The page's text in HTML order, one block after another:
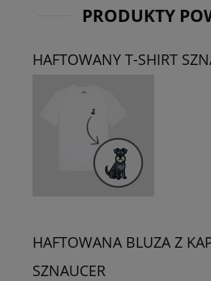
PRODUKTY
HAFTOWANY T-SHIRT
HAFTOWANA BLUZA Z
SZNAUCER